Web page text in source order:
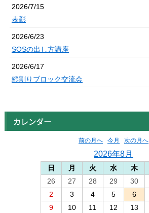
2026/7/15
表彰
2026/6/23
SOSの出し方講座
2026/6/17
縦割りブロック交流会
カレンダー
前の月へ 今月 次の月へ
2026年8月
日 月 火 水 木
26
27 28 29 30
2
3 4 5 6
9
10 11 12 13